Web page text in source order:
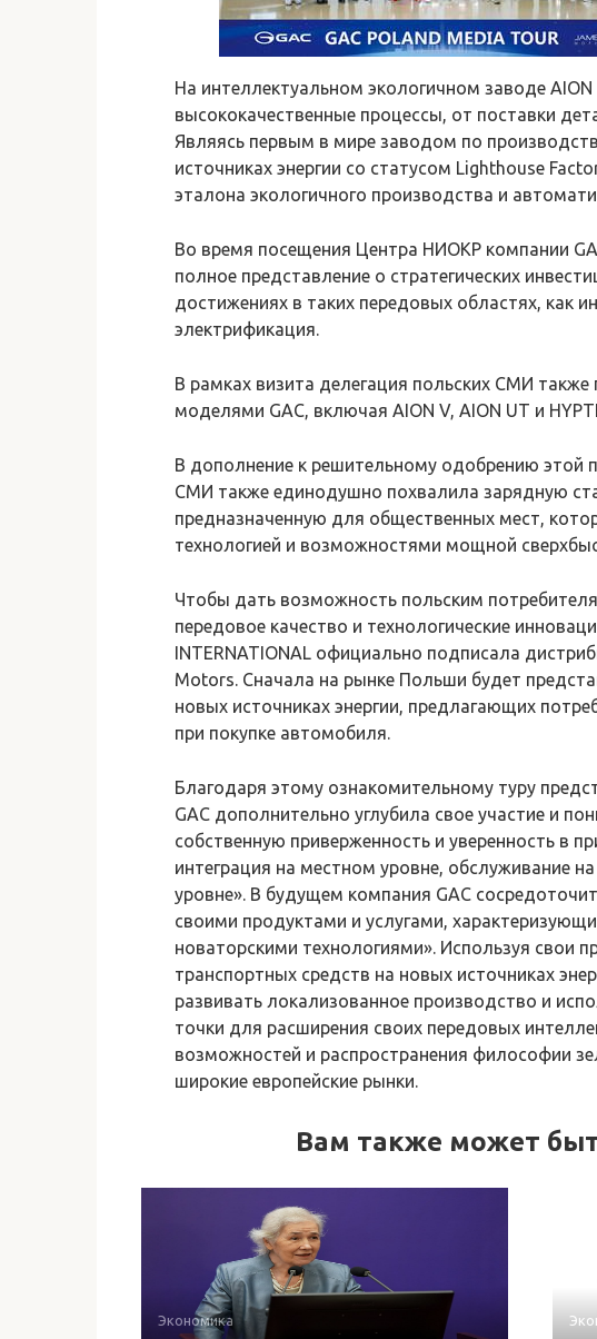
На интеллектуальном экологичном заводе
высококачественные процессы, от поставки
Являясь первым в мире заводом по
источниках энергии со статусом Lighthouse
эталона экологичного производства и
Во время посещения Центра НИОКР компании
полное представление о стратегических
достижениях в таких передовых областях, как
электрификация.
В рамках визита делегация польских СМИ также
моделями GAC, включая AION V, AION UT и
В дополнение к решительному одобрению этой
СМИ также единодушно похвалила зарядную
предназначенную для общественных мест,
технологией и возможностями мощной
Чтобы дать возможность польским
передовое качество и технологические
INTERNATIONAL официально подписала
Motors. Сначала на рынке Польши будет
новых источниках энергии, предлагающих
при покупке автомобиля.
Благодаря этому ознакомительному туру
GAC дополнительно углубила свое участие и
собственную приверженность и уверенность в
интеграция на местном уровне, обслуживание
уровне». В будущем компания GAC
своими продуктами и услугами,
новаторскими технологиями». Используя свои
транспортных средств на новых источниках
развивать локализованное производство и
точки для расширения своих передовых
возможностей и распространения философии
широкие европейские рынки.
Вам также может
Экономика